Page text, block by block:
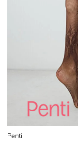
Penti